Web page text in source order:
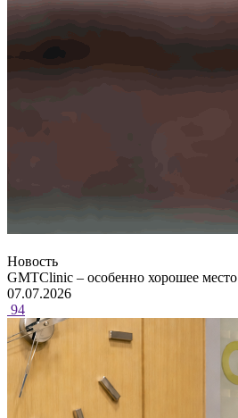
Новость
GMTClinic – особенно хорошее место
07.07.2026
94